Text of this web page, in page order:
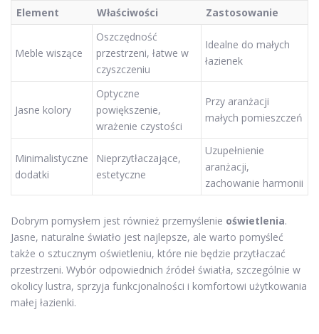
Element Właściwości Zastosowanie
Meble wiszące
Oszczędność
przestrzeni, łatwe w
czyszczeniu
Idealne do małych
łazienek
Jasne kolory
Optyczne
powiększenie,
wrażenie czystości
Przy aranżacji
małych pomieszczeń
Minimalistyczne
dodatki
Nieprzytłaczające,
estetyczne
Uzupełnienie
aranżacji,
zachowanie harmonii
Dobrym pomysłem jest również przemyślenie oświetlenia.
Jasne, naturalne światło jest najlepsze, ale warto pomyśleć
także o sztucznym oświetleniu, które nie będzie przytłaczać
przestrzeni. Wybór odpowiednich źródeł światła, szczególnie w
okolicy lustra, sprzyja funkcjonalności i komfortowi użytkowania
małej łazienki.